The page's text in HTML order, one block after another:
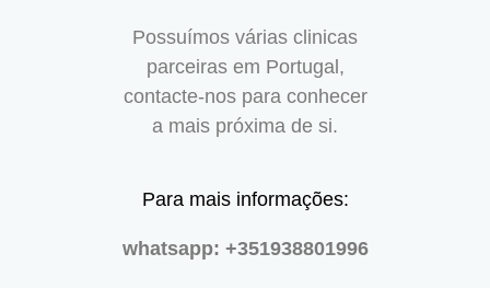
Possuímos várias clinicas
parceiras em Portugal,
contacte-nos para conhecer
a mais próxima de si.
Para mais informações:
whatsapp: +351938801996